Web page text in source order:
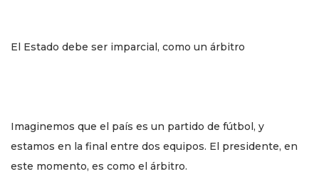
El Estado debe ser imparcial, como un árbitro
Imaginemos que el país es un partido de fútbol, y
estamos en la final entre dos equipos. El presidente, en
este momento, es como el árbitro.